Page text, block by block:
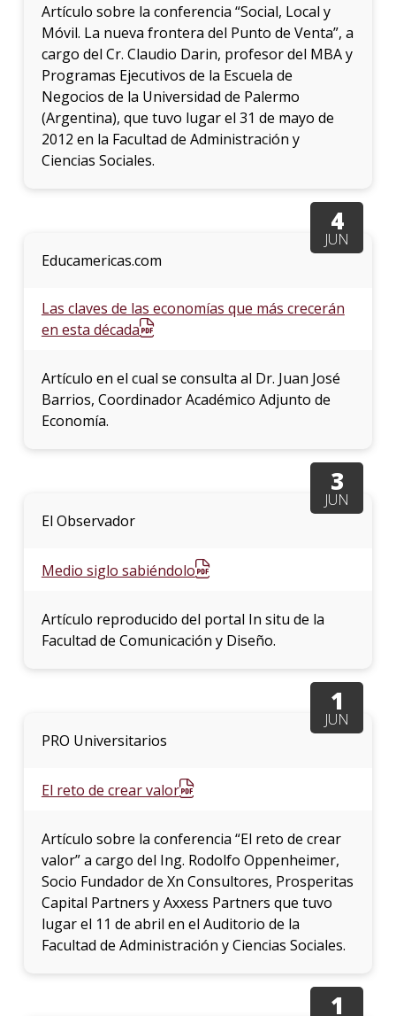
Artículo sobre la conferencia “Social, Local y
Móvil. La nueva frontera del Punto de Venta”, a
cargo del Cr. Claudio Darin, profesor del MBA y
Programas Ejecutivos de la Escuela de
Negocios de la Universidad de Palermo
(Argentina), que tuvo lugar el 31 de mayo de
2012 en la Facultad de Administración y
Ciencias Sociales.
4
JUN
Educamericas.com
Las claves de las economías que más crecerán
en esta década
Artículo en el cual se consulta al Dr. Juan José
Barrios, Coordinador Académico Adjunto de
Economía.
3
JUN
El Observador
Medio siglo sabiéndolo
Artículo reproducido del portal In situ de la
Facultad de Comunicación y Diseño.
1
JUN
PRO Universitarios
El reto de crear valor
Artículo sobre la conferencia “El reto de crear
valor” a cargo del Ing. Rodolfo Oppenheimer,
Socio Fundador de Xn Consultores, Prosperitas
Capital Partners y Axxess Partners que tuvo
lugar el 11 de abril en el Auditorio de la
Facultad de Administración y Ciencias Sociales.
1